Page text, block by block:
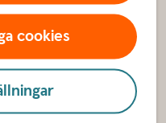
cookies